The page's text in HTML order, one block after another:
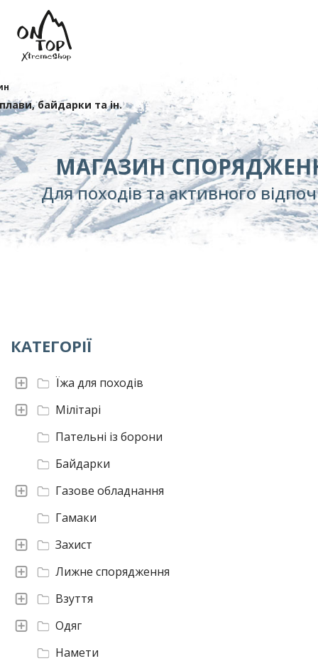
байдарки та ін.
МАГАЗИН
Для походів та активного
КАТЕГОРІЇ
Намети
Одяг
Взуття
Лижне спорядження
Захист
Гамаки
Газове обладнання
Байдарки
Пательні із борони
Мілітарі
Їжа для походів